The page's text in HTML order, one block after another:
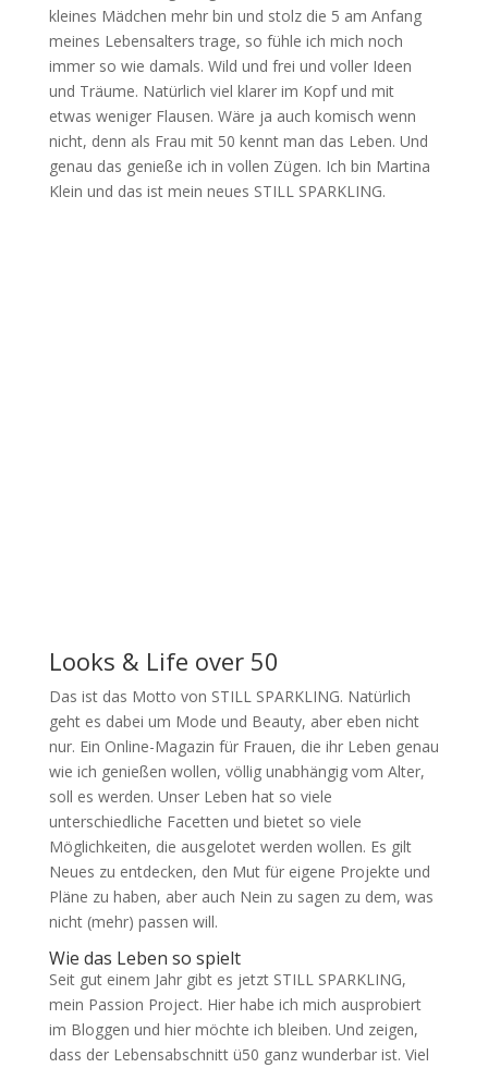
kleines Mädchen mehr bin und stolz die 5 am Anfang
meines Lebensalters trage, so fühle ich mich noch
immer so wie damals. Wild und frei und voller Ideen
und Träume. Natürlich viel klarer im Kopf und mit
etwas weniger Flausen. Wäre ja auch komisch wenn
nicht, denn als Frau mit 50 kennt man das Leben. Und
genau das genieße ich in vollen Zügen. Ich bin Martina
Klein und das ist mein neues STILL SPARKLING.
Looks & Life over 50
Das ist das Motto von STILL SPARKLING. Natürlich
geht es dabei um Mode und Beauty, aber eben nicht
nur. Ein Online-Magazin für Frauen, die ihr Leben genau
wie ich genießen wollen, völlig unabhängig vom Alter,
soll es werden. Unser Leben hat so viele
unterschiedliche Facetten und bietet so viele
Möglichkeiten, die ausgelotet werden wollen. Es gilt
Neues zu entdecken, den Mut für eigene Projekte und
Pläne zu haben, aber auch Nein zu sagen zu dem, was
nicht (mehr) passen will.
Wie das Leben so spielt
Seit gut einem Jahr gibt es jetzt STILL SPARKLING,
mein Passion Project. Hier habe ich mich ausprobiert
im Bloggen und hier möchte ich bleiben. Und zeigen,
dass der Lebensabschnitt ü50 ganz wunderbar ist. Viel